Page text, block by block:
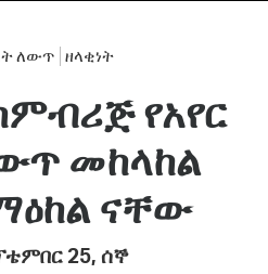
ለውጥ ዘላቂነት
የአየር
መከላከል
ናቸው
25, ሰኞ